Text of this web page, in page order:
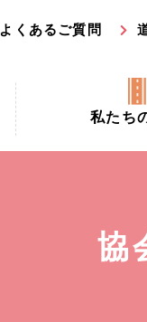
よくあるご質問
私たち
京都府交通安全活動
交通安全協力金の
協